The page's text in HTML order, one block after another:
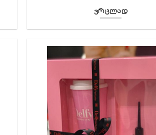
ვრცლად